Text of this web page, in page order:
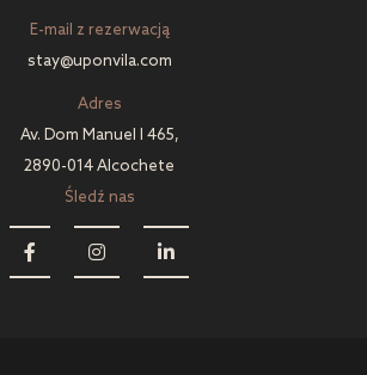
E-mail z rezerwacją
stay@uponvila.com
Adres
Av. Dom Manuel I 465,
2890-014 Alcochete
Śledź nas